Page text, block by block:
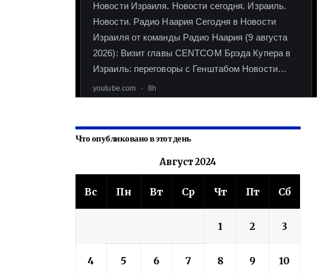
Что опубликовано в этот день
Август 2024
Вс Пн Вт Ср Чт Пт Сб
1 2 3
4 5 6 7 8 9 10